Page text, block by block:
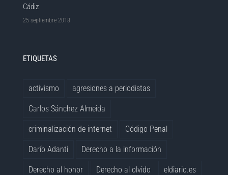
Cádiz
25 septiembre 2018
ETIQUETAS
activismo agresiones a periodistas
Carlos Sánchez Almeida
criminalización de internet Código Penal
Darío Adanti Derecho a la información
Derecho al honor Derecho al olvido eldiario.es